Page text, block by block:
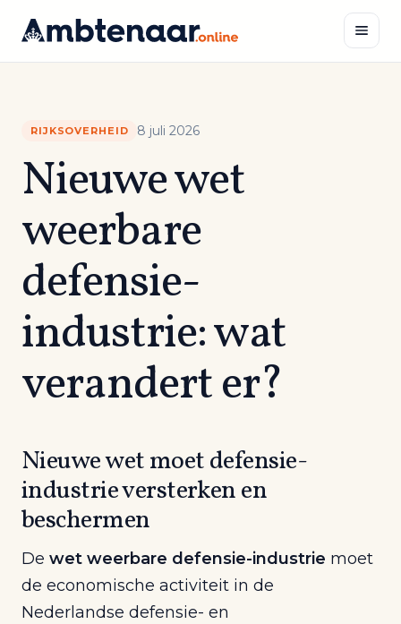
inhoud
RIJKSOVERHEID 8 juli 2026
Nieuwe wet
weerbare
defensie-
industrie: wat
verandert er?
Nieuwe wet moet defensie-
industrie versterken en
beschermen
De wet weerbare defensie-industrie moet
de economische activiteit in de
Nederlandse defensie- en